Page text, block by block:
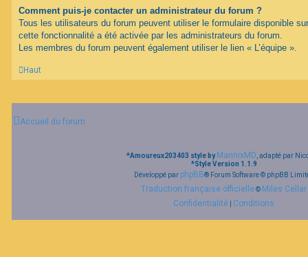
Comment puis-je contacter un administrateur du forum ?
Tous les utilisateurs du forum peuvent utiliser le formulaire disponible
cette fonctionnalité a été activée par les administrateurs du forum.
Les membres du forum peuvent également utiliser le lien « L’équipe ».
Haut
Accueil du forum
*Amoureux203403 style by MannixMD, adapté par
*Style Version 1.1.9
Développé par phpBB® Forum Software © phpBB
Traduction française officielle© Miles Cellar
Confidentialité Conditions